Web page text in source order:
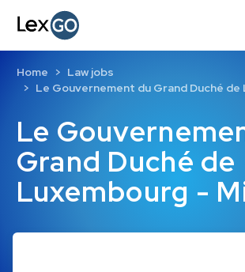
Le
Grand Duché de
Luxembourg -
Home
Law jobs
Le Gouvernement du Grand Duché de